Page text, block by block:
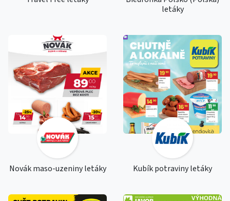
letáky
Novák maso-uzeniny letáky Kubík potraviny letáky